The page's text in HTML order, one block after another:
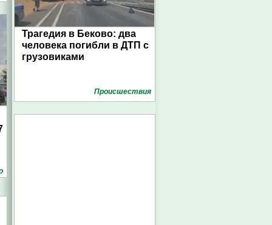
Трагедия в Беково: два
человека погибли в ДТП с
грузовиками
Проиcшествия